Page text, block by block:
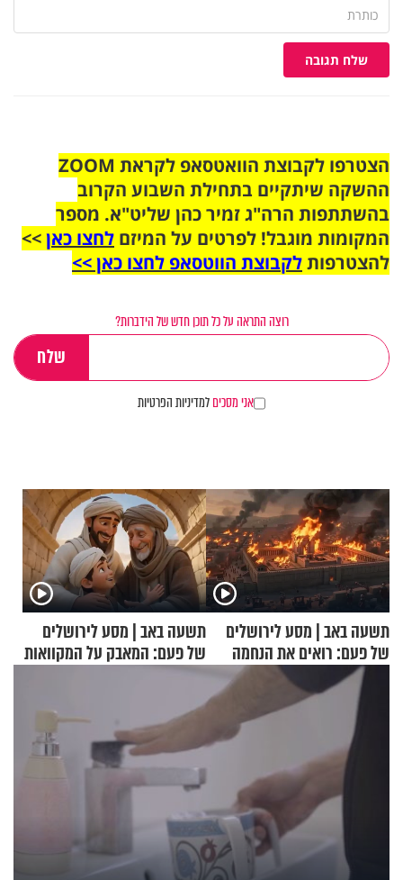
שלח תגובה
הצטרפו לקבוצת הוואטסאפ לקראת ZOOM
ההשקה שיתקיים בתחילת השבוע הקרוב
בהשתתפות הרה"ג זמיר כהן שליט"א. מספר
המקומות מוגבל! לפרטים על המיזם לחצו כאן>>
להצטרפותלקבוצת הווטסאפ לחצו כאן >>
רוצה התראה על כל תוכן חדש של הידברות?
אני מסכיםלמדיניות הפרטיות
תשעה באב | מסע לירושלים
של פעם: רואים את הנחמה
תשעה באב | מסע לירושלים
של פעם: המאבק על המקוואות